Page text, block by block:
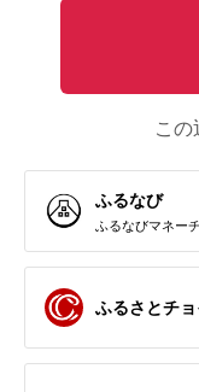
この
ふるなび
ふるなびマネー
ふるさとチ